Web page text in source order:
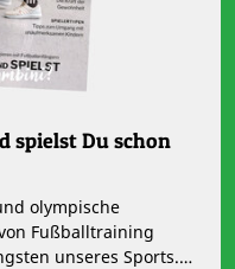
spielst Du schon
olympische
Fußballtraining
unseres Sports.